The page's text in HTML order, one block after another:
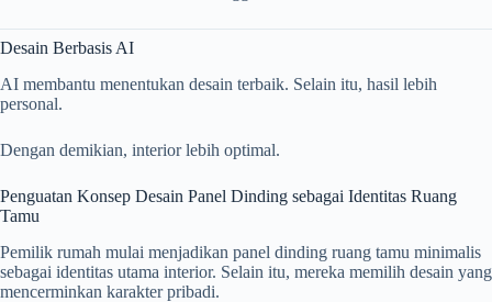
Desain Berbasis AI
AI membantu menentukan desain terbaik. Selain itu, hasil lebih
personal.
Dengan demikian, interior lebih optimal.
Penguatan Konsep Desain Panel Dinding sebagai Identitas Ruang
Tamu
Pemilik rumah mulai menjadikan panel dinding ruang tamu minimalis
sebagai identitas utama interior. Selain itu, mereka memilih desain yang
mencerminkan karakter pribadi.